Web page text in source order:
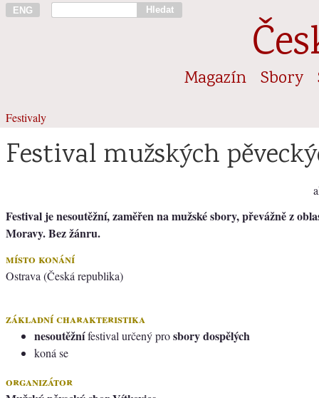
ENG Hledat
Magazín Sbory
Festivaly
Festival mužských
Festival je nesoutěžní, zaměřen na mužské sbory, převážně z
Moravy. Bez žánru.
místo konání
Ostrava (Česká republika)
základní charakteristika
nesoutěžnífestival určený prosbory dospělých
koná se
organizátor